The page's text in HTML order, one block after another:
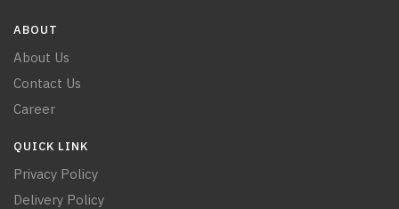
ABOUT
About Us
Contact Us
Career
QUICK LINK
Privacy Policy
Delivery Policy